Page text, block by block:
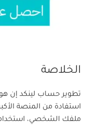
الخلاصة
تطوير حساب لينكد إن
استفادة من المنصة
ملفك الشخصي، استخدام